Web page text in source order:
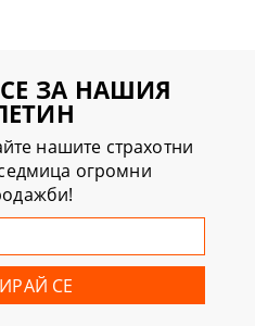
ЗА НАШИЯ
нашите страхотни
огромни